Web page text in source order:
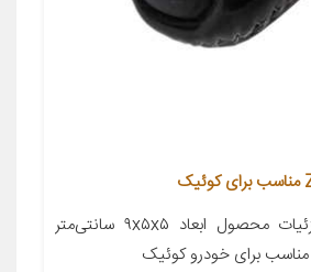
معرفی محصول جزئیات محصول ابعاد ۹x۵x۵ سانتی‌متر
برای خودرو کوئیک